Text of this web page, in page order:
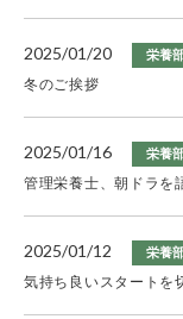
2025/01/20 栄養
冬のご挨拶
2025/01/16 栄養
管理栄養士、朝ドラを
2025/01/12 栄養
気持ち良いスタートを